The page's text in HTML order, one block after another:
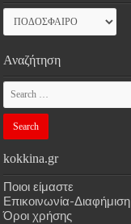
Κατηγορίες
Αναζήτηση
kokkina.gr
Ποιοι είμαστε
Επικοινωνία-Διαφήμιση
Όροι χρήσης